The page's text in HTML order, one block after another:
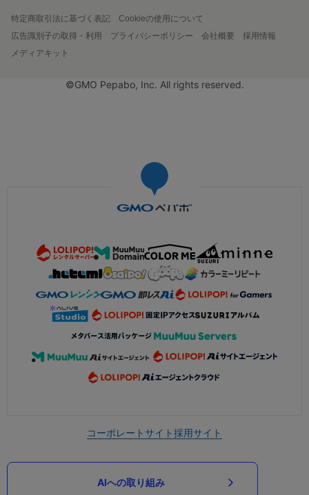
特定商取引法に基づく表記
Cookieの使用について
広告識別子の取得・利用
プライバシーポリシー 会社概要
採用情報
メディアキット
©GMO Pepabo, Inc. All rights reserved.
コーポレートサイト採用サイト
AIへの取り組み